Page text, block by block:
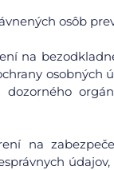
osôb
na
osobných
dozorného
na